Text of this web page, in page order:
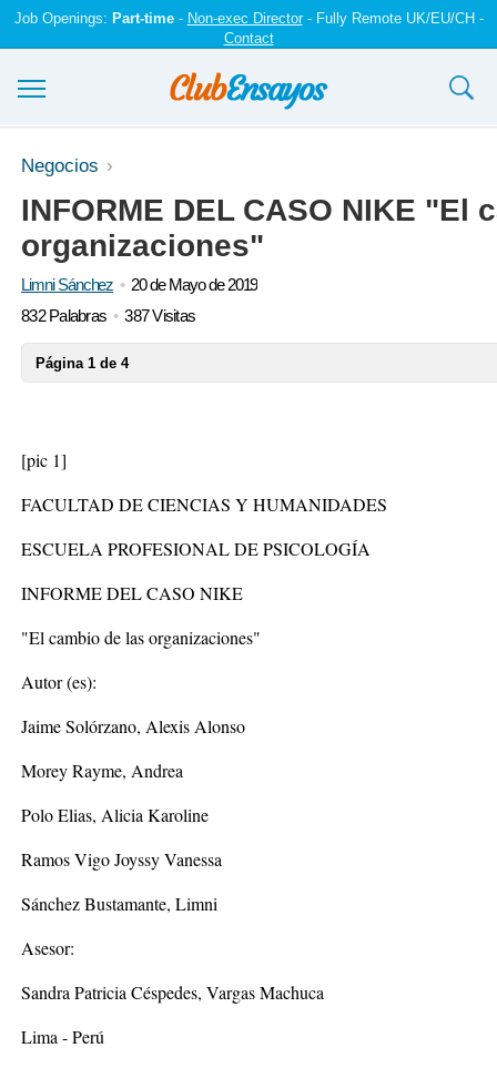
Job Openings: Part-time- Non-exec Director- Fully Remote UK/EU/CH -
Contact
Ensayos y trabajos
Registrarse
Iniciar sesión
Negocios
INFORME DEL CASO NIKE "El
organizaciones"
Limni Sánchez
20 de Mayo de 2019
832 Palabras
387 Visitas
Página 1 de 4
[pic 1]
FACULTAD DE CIENCIAS Y HUMANIDADES
ESCUELA PROFESIONAL DE PSICOLOGÍA
INFORME DEL CASO NIKE
"El cambio de las organizaciones"
Autor (es):
Jaime Solórzano, Alexis Alonso
Morey Rayme, Andrea
Polo Elias, Alicia Karoline
Ramos Vigo Joyssy Vanessa
Sánchez Bustamante, Limni
Asesor:
Sandra Patricia Céspedes, Vargas Machuca
Lima - Perú